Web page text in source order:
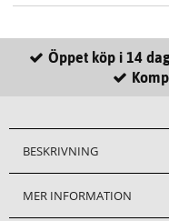
Öppet köp i 14
BESKRIVNING
MER INFORMATION